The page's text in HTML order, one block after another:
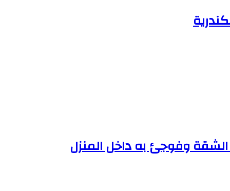
وفوجئ به داخل المنزل